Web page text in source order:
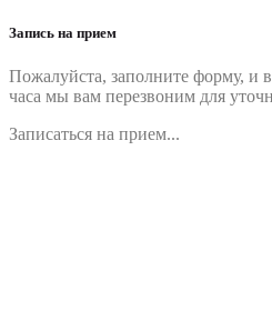
Запись на прием
Пожалуйста, заполните форму, и
часа мы вам перезвоним для
Записаться на прием...